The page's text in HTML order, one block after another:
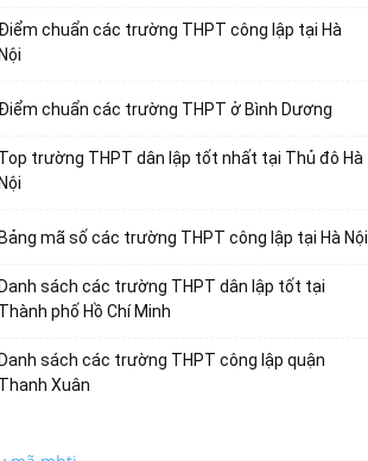
Điểm chuẩn các trường THPT công lập tại Hà
Nội
Điểm chuẩn các trường THPT ở Bình Dương
Top trường THPT dân lập tốt nhất tại Thủ đô Hà
Nội
Bảng mã số các trường THPT công lập tại Hà Nội
Danh sách các trường THPT dân lập tốt tại
Thành phố Hồ Chí Minh
Danh sách các trường THPT công lập quận
Thanh Xuân